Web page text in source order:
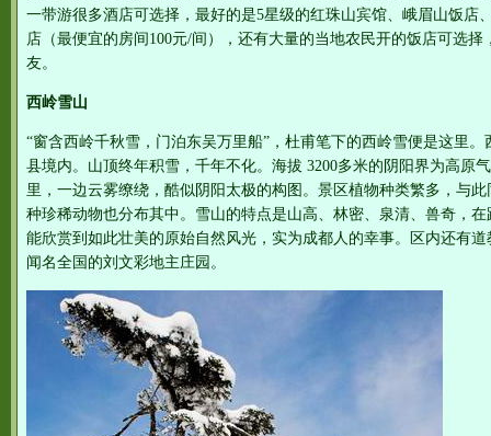
一带游很多酒店可选择，最好的是5星级的红珠山宾馆、峨眉山饭店
店（最便宜的房间100元/间），还有大量的当地农民开的饭店可选
友。
西岭雪山
“窗含西岭千秋雪，门泊东吴万里船”，杜甫笔下的西岭雪便是这里
县境内。山顶终年积雪，千年不化。海拔 3200多米的阴阳界为高原
里，一边云雾缭绕，酷似阴阳太极的构图。景区植物种类繁多，与
种珍稀动物也分布其中。雪山的特点是山高、林密、泉清、兽奇，
能欣赏到如此壮美的原始自然风光，实为成都人的幸事。区内还有
闻名全国的刘文彩地主庄园。